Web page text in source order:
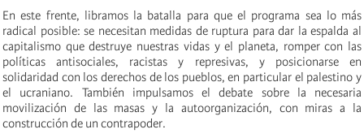
En este frente, libramos la batalla para que el programa sea lo más
radical posible: se necesitan medidas de ruptura para dar la espalda al
capitalismo que destruye nuestras vidas y el planeta, romper con las
políticas antisociales, racistas y represivas, y posicionarse en
solidaridad con los derechos de los pueblos, en particular el palestino y
el ucraniano. También impulsamos el debate sobre la necesaria
movilización de las masas y la autoorganización, con miras a la
construcción de un contrapoder.